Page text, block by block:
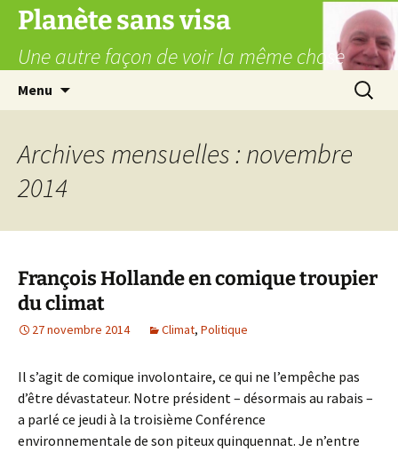
Aller
contenu
Planète sans visa
Une autre façon de voir la même chose
Menu
Archives mensuelles : novembre
2014
François Hollande en comique troupier
du climat
27 novembre 2014 Climat, Politique
Il s’agit de comique involontaire, ce qui ne l’empêche pas
d’être dévastateur. Notre président – désormais au rabais –
a parlé ce jeudi à la troisième Conférence
environnementale de son piteux quinquennat. Je n’entre